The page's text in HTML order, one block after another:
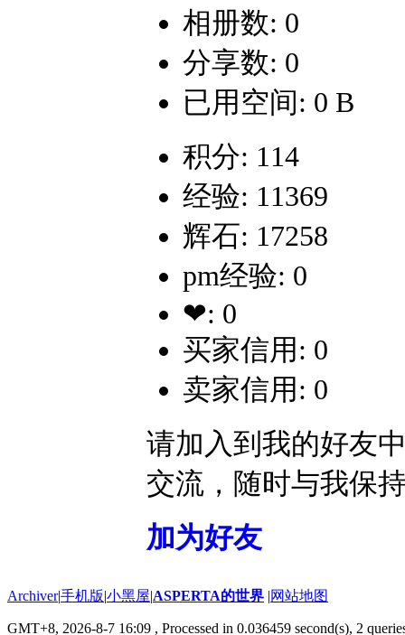
相册数: 0
分享数: 0
已用空间: 0 B
积分: 114
经验: 11369
辉石: 17258
pm经验: 0
❤: 0
买家信用: 0
卖家信用: 0
请加入到我的好友
交流，随时与我保
加为好友
Archiver|手机版|小黑屋|ASPERTA的世界 |网站地图
GMT+8, 2026-8-7 16:09 , Processed in 0.036459 second(s), 2